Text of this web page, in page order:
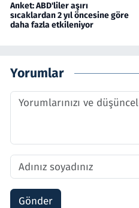
Anket: ABD'liler aşırı
sıcaklardan 2 yıl öncesine göre
daha fazla etkileniyor
Yorumlar
Gönder